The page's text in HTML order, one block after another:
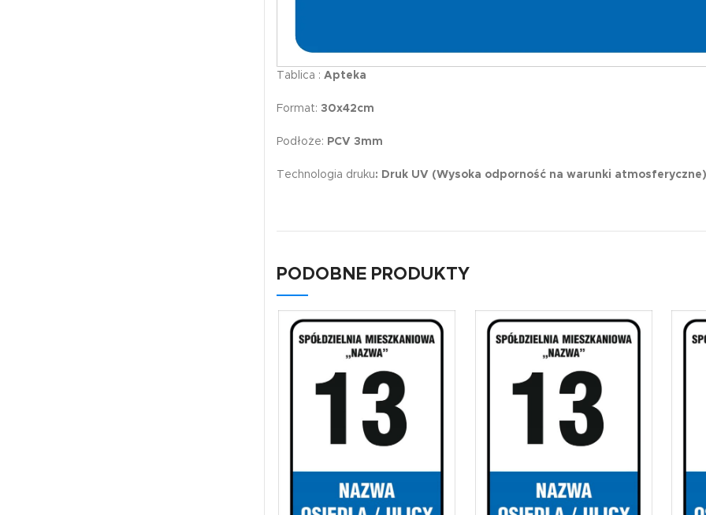
Tablica : Apteka
Format: 30x42cm
Podłoże: PCV 3mm
Technologia druku: Druk UV (Wysoka odporność na warunki atmosferyczne)
PODOBNE PRODUKTY